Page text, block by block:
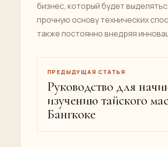
бизнес, который будет
прочную основу технических
также постоянно внедряя
ПРЕДЫДУЩАЯ СТАТЬЯ
Руководство для
изучению тайского
Бангкоке